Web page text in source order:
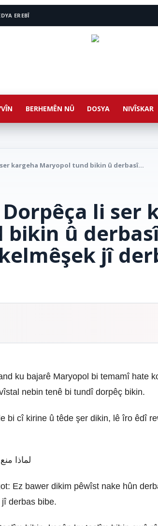
EREBÎ
BERHEMÊN NÛ DOSYA NIVÎSKAR
kargeha Maryopol tund bikin û derbasî...
li ser
bikin û
jî
ku bajarê Maryopol bi temamî hate
nebin tenê bi tundî dorpêç bikin.
bi cî kirine û têde şer dikin, lê îro êdî
Ez bawer dikim pêwîst nake hûn
derbas bibe.